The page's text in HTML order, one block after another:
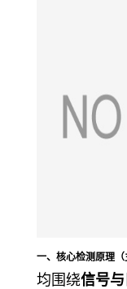
一、核心检测原理（
均围绕信号